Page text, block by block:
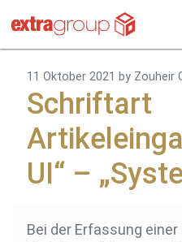
11 Oktober 2021 by Zouheir
Schriftart
UI“ –
Bei der Erfassung